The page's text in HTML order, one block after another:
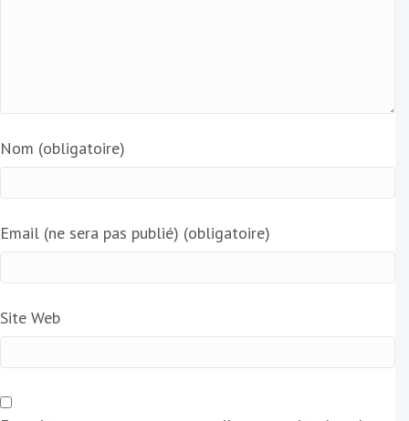
Nom (obligatoire)
Email (ne sera pas publié) (obligatoire)
Site Web